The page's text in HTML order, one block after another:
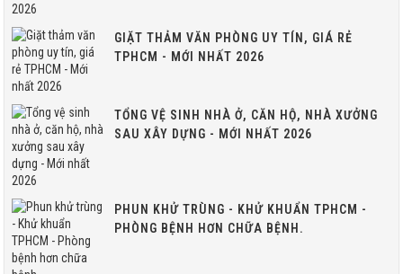
GIẶT THẢM VĂN PHÒNG UY TÍN, GIÁ RẺ
TPHCM - MỚI NHẤT 2026
TỔNG VỆ SINH NHÀ Ở, CĂN HỘ, NHÀ XƯỞNG
SAU XÂY DỰNG - MỚI NHẤT 2026
PHUN KHỬ TRÙNG - KHỬ KHUẨN TPHCM -
PHÒNG BỆNH HƠN CHỮA BỆNH.